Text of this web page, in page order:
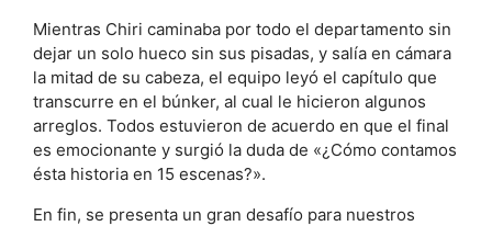
Mientras Chiri caminaba por todo el departamento sin
dejar un solo hueco sin sus pisadas, y salía en cámara
la mitad de su cabeza, el equipo leyó el capítulo que
transcurre en el búnker, al cual le hicieron algunos
arreglos. Todos estuvieron de acuerdo en que el final
es emocionante y surgió la duda de «¿Cómo contamos
ésta historia en 15 escenas?».
En fin, se presenta un gran desafío para nuestros